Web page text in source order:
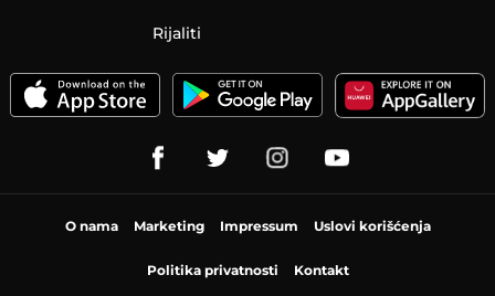
Rijaliti
O nama Marketing Impressum Uslovi korišćenja
Politika privatnosti Kontakt